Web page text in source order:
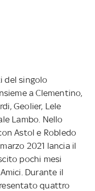
del singolo
a Clementino,
Geolier, Lele
Lambo. Nello
Astol e Robledo
2021 lancia il
pochi mesi
Durante il
quattro